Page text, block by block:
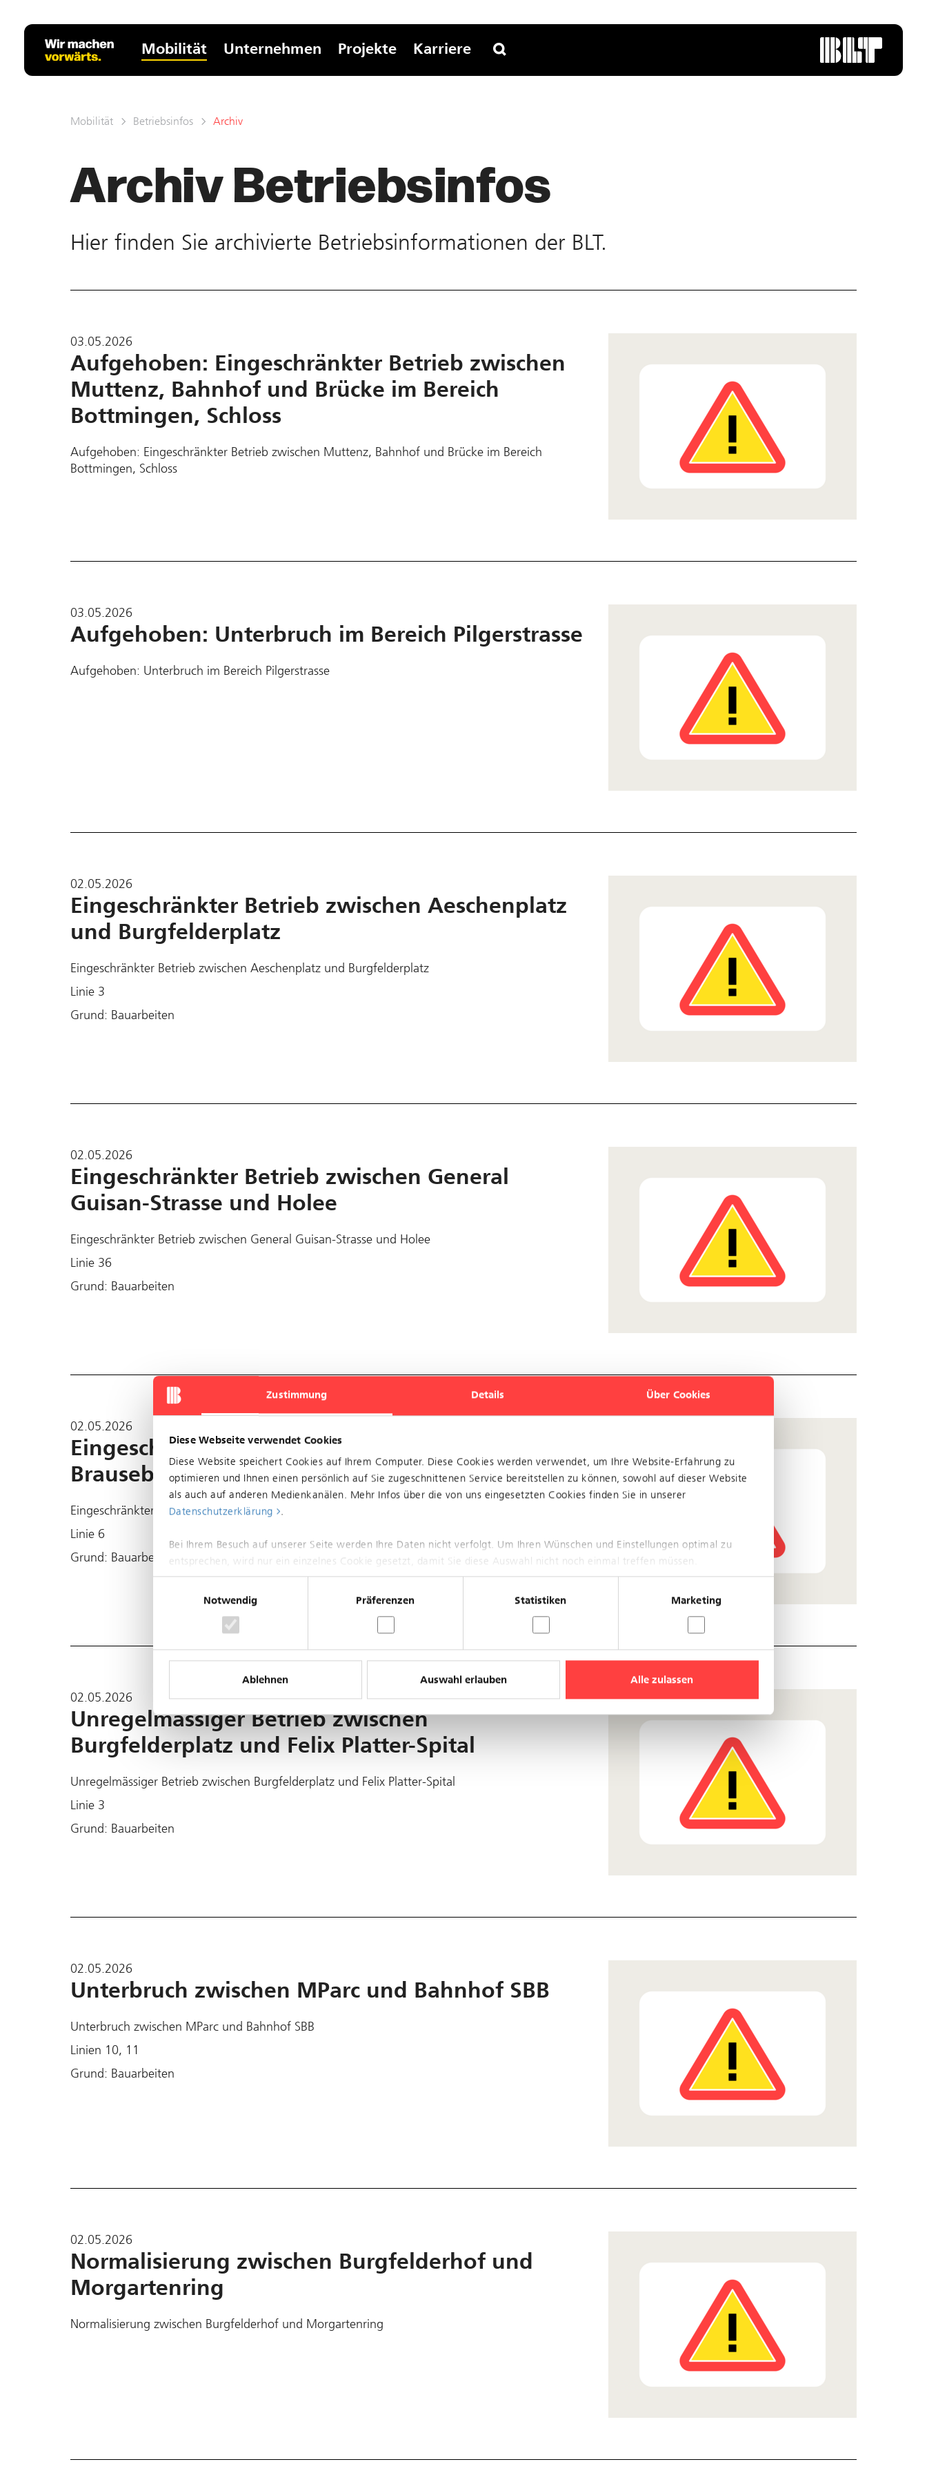
Zustimmung Details Über Cookies
Diese Webseite verwendet Cookies
Diese Website speichert Cookies auf Ihrem Computer. Diese Cookies werden verwendet, um Ihre Website-Erfahrung zu
optimieren und Ihnen einen persönlich auf Sie zugeschnittenen Service bereitstellen zu können, sowohl auf dieser Website
als auch auf anderen Medienkanälen. Mehr Infos über die von uns eingesetzten Cookies finden Sie in unserer
Datenschutzerklärung
.
Bei Ihrem Besuch auf unserer Seite werden Ihre Daten nicht verfolgt. Um Ihren Wünschen und Einstellungen optimal zu
entsprechen, wird nur ein einzelnes Cookie gesetzt, damit Sie diese Auswahl nicht noch einmal treffen müssen.
Notwendig
Präferenzen Statistiken Marketing
Ablehnen Auswahl erlauben Alle zulassen
Mobilität Unternehmen Projekte Karriere
Mobilität Betriebsinfos Archiv
Archiv Betriebs­infos
Hier finden Sie ar­chivierte Betriebs­informationen der BLT.
03.05.2026
Aufgehoben: Eingeschränkter Betrieb zwischen
Muttenz, Bahnhof und Brücke im Bereich
Bottmingen, Schloss
Aufgehoben: Eingeschränkter Betrieb zwischen Muttenz, Bahnhof und Brücke im Bereich
Bottmingen, Schloss
03.05.2026
Aufgehoben: Unterbruch im Bereich Pilgerstrasse
Aufgehoben: Unterbruch im Bereich Pilgerstrasse
02.05.2026
Eingeschränkter Betrieb zwischen Aeschenplatz
und Burgfelderplatz
Eingeschränkter Betrieb zwischen Aeschenplatz und Burgfelderplatz
Linie 3
Grund: Bauarbeiten
02.05.2026
Eingeschränkter Betrieb zwischen General
Guisan-Strasse und Holee
Eingeschränkter Betrieb zwischen General Guisan-Strasse und Holee
Linie 36
Grund: Bauarbeiten
02.05.2026
Eingeschränkter Betrieb zwischen Heuwaage und
Brausebad
Eingeschränkter Betrieb zwischen Heuwaage und Brausebad
Linie 6
Grund: Bauarbeiten
02.05.2026
Unregelmässiger Betrieb zwischen
Burgfelderplatz und Felix Platter-Spital
Unregelmässiger Betrieb zwischen Burgfelderplatz und Felix Platter-Spital
Linie 3
Grund: Bauarbeiten
02.05.2026
Unterbruch zwischen MParc und Bahnhof SBB
Unterbruch zwischen MParc und Bahnhof SBB
Linien 10, 11
Grund: Bauarbeiten
02.05.2026
Normalisierung zwischen Burgfelderhof und
Morgartenring
Normalisierung zwischen Burgfelderhof und Morgartenring